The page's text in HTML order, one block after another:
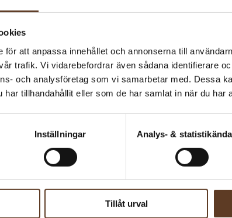
för att anpassa innehållet och annonserna till
trafik. Vi vidarebefordrar även sådana identifierare
och analysföretag som vi samarbetar med. Dessa
har tillhandahållit eller som de har samlat in när du har
Inställningar Analys- &
Tillåt urval